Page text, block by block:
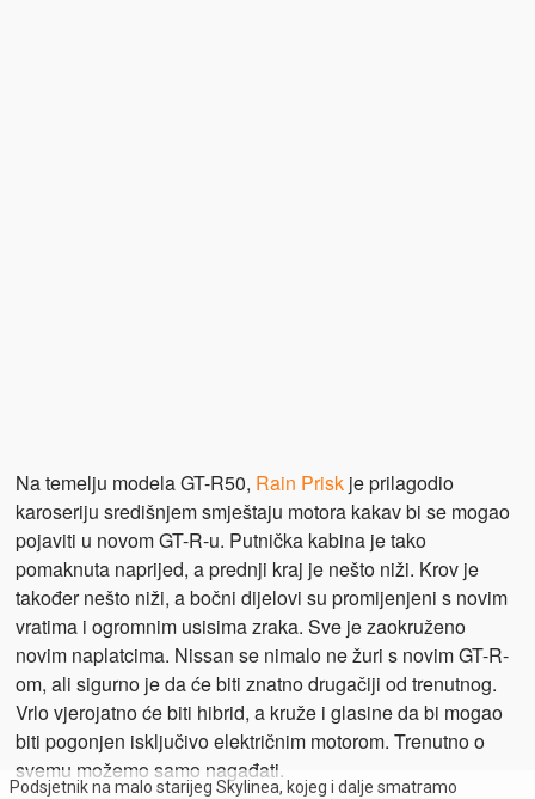
Na temelju modela GT-R50, Rain Priskje prilagodio
karoseriju središnjem smještaju motora kakav bi se mogao
pojaviti u novom GT-R-u. Putnička kabina je tako
pomaknuta naprijed, a prednji kraj je nešto niži. Krov je
također nešto niži, a bočni dijelovi su promijenjeni s novim
vratima i ogromnim usisima zraka. Sve je zaokruženo
novim naplatcima. Nissan se nimalo ne žuri s novim GT-R-
om, ali sigurno je da će biti znatno drugačiji od trenutnog.
Vrlo vjerojatno će biti hibrid, a kruže i glasine da bi mogao
biti pogonjen isključivo električnim motorom. Trenutno o
svemu možemo samo nagađati.
Podsjetnik na malo starijeg Skylinea, kojeg i dalje smatramo